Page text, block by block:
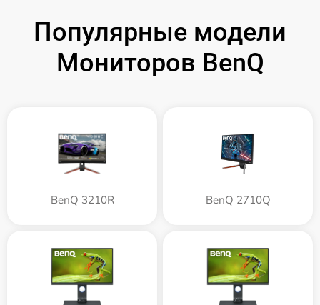
Популярные модели
Мониторов BenQ
BenQ 3210R BenQ 2710Q